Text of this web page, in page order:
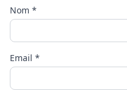
Nom *
Email *